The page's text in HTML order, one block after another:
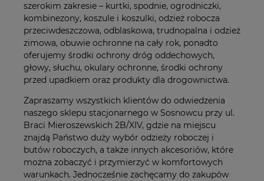
szerokim zakresie – kurtki, spodnie, ogrodniczki,
kombinezony, koszule i koszulki, odzież robocza
przeciwdeszczowa, odblaskowa, trudnopalna i odzież
zimowa, obuwie ochronne na cały rok, ponadto
oferujemy środki ochrony dróg oddechowych,
głowy, słuchu, okulary ochronne, środki ochrony
przed upadkiem oraz produkty dla drogownictwa.
Zapraszamy wszystkich klientów do odwiedzenia
naszego sklepu stacjonarnego w Sosnowcu przy ul.
Braci Mieroszewskich 2B/XIV, gdzie na miejscu
znajdą Państwo duży wybór odzieży roboczej i
butów roboczych, a także innych akcesoriów, które
można zobaczyć i przymierzyć w komfortowych
warunkach. Jednocześnie zachęcamy do zakupów